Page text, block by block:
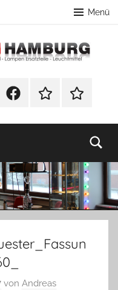
Menü
FacebookTikTok Webshop
von Andreas